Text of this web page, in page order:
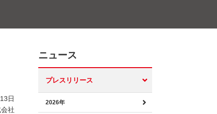
日
社
ニュース
プレスリリース
2026年